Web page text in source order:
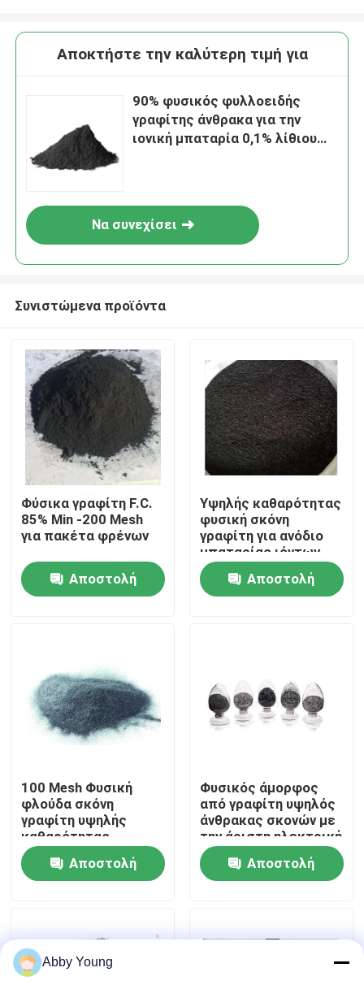
Σπίτι
Προϊόντα
Γύρος εργοστασίων
Ποιοτικός έλεγχος
Ειδήσεις
Περιπτώσεις
Φυσικός φυλλοειδής γραφίτης
Αποκτήστε την καλύτερη τιμή για
90% φυσικός φυλλοειδής
γραφίτης άνθρακα για την
ιονική μπαταρία 0,1% λίθιου
Να συνεχίσει
Συνιστώμενα προϊόντα
Φύσικα γραφίτη F.C.
85% Min -200 Mesh
για πακέτα φρένων
Αποστολή
Υψηλής καθαρότητας
φυσική σκόνη
γραφίτη για ανόδιο
μπαταρίας ιόντων
λιθίου
Αποστολή
100 Mesh Φυσική
φλούδα σκόνη
γραφίτη υψηλής
καθαρότητας
Αποστολή
Φυσικός άμορφος
από γραφίτη υψηλός
άνθρακας σκονών με
την άριστη ηλεκτρική
αγωγιμότητα
Αποστολή
Abby Young